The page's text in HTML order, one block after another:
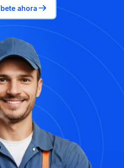
ahora